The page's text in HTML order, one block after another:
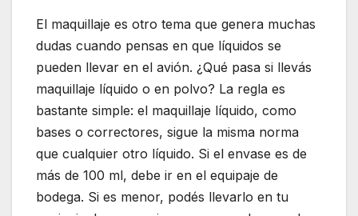
El maquillaje es otro tema que genera muchas
dudas cuando pensas en que líquidos se
pueden llevar en el avión. ¿Qué pasa si llevás
maquillaje líquido o en polvo? La regla es
bastante simple: el maquillaje líquido, como
bases o correctores, sigue la misma norma
que cualquier otro líquido. Si el envase es de
más de 100 ml, debe ir en el equipaje de
bodega. Si es menor, podés llevarlo en tu